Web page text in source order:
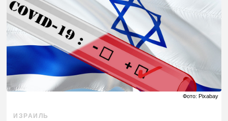
Фото: Pixabay
ИЗРАИЛЬ